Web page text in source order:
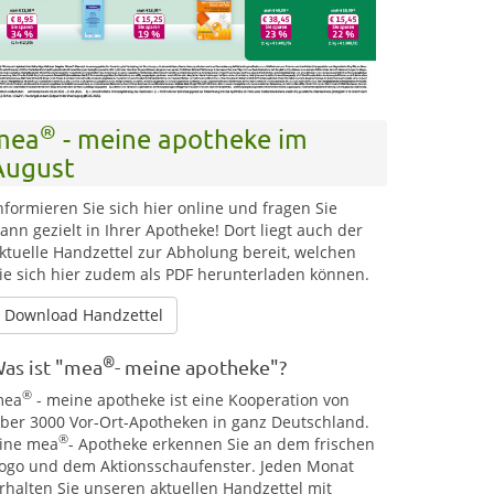
® - meine apotheke im
Sie sich hier online und fragen Sie
gezielt in Ihrer Apotheke! Dort liegt auch der
Handzettel zur Abholung bereit, welchen
sich hier zudem als PDF herunterladen können.
Download Handzettel
ist "mea®- meine apotheke"?
® - meine apotheke ist eine Kooperation von
3000 Vor-Ort-Apotheken in ganz Deutschland.
mea®- Apotheke erkennen Sie an dem frischen
und dem Aktionsschaufenster. Jeden Monat
Sie unseren aktuellen Handzettel mit